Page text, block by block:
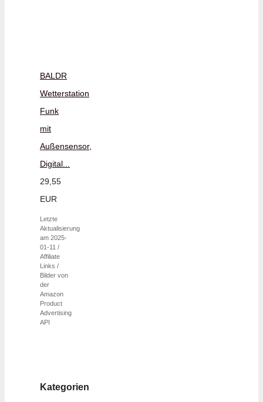
BALDR
Wetterstation
Funk
mit
Außensensor,
Digital...
29,55
EUR
Letzte
Aktualisierung
am 2025-
01-11 /
Affiliate
Links /
Bilder von
der
Amazon
Product
Advertising
API
Kategorien